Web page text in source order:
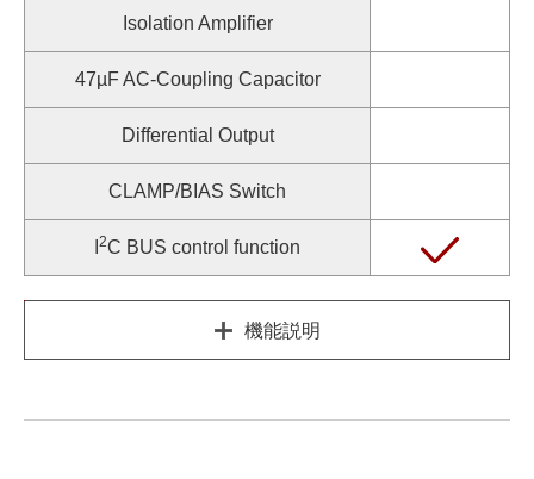
Isolation Amplifier
47µF AC-Coupling Capacitor
Differential Output
CLAMP/BIAS Switch
2C BUS control function
機能説明